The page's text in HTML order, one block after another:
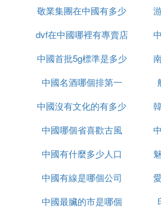
敬業集團在中國有多少
辦事處
dvf在中國哪裡有專賣店
中國首批5g標準是多少
中國名酒哪個排第一
中國沒有文化的有多少
中國哪個省喜歡古風
中國有什麼多少人口
中國有線是哪個公司
中國最臟的市是哪個